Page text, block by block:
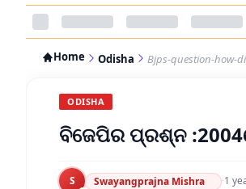
Home Odisha Bjps-question-how-
ODISHA
ବିଜେପିର ପ୍ରଶ୍ନ
S Swayangprajna Mishra ·1